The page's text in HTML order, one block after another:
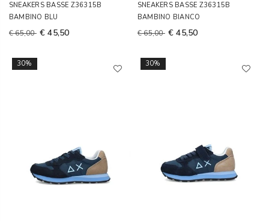
SNEAKERS BASSE Z36315B
BAMBINO BLU
€ 65,00 € 45,50
SNEAKERS BASSE Z36315B
BAMBINO BIANCO
€ 65,00 € 45,50
30% 30%